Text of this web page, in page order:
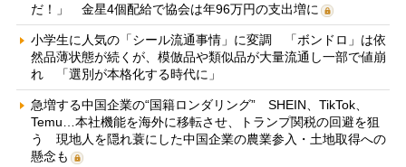
だ！」 金星4個配給で協会は年96万円の支出増に
小学生に人気の「シール流通事情」に変調 「ボンドロ」は依
然品薄状態が続くが、模倣品や類似品が大量流通し一部で値崩
れ 「選別が本格化する時代に」
急増する中国企業の“国籍ロンダリング” SHEIN、TikTok、
Temu…本社機能を海外に移転させ、トランプ関税の回避を狙
う 現地人を隠れ蓑にした中国企業の農業参入・土地取得への
懸念も